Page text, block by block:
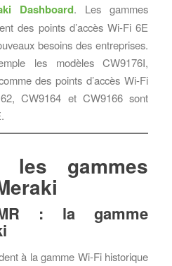
Dashboard. Les gammes
des points d’accès Wi-Fi 6E
besoins des entreprises.
les modèles CW9176I,
des points d’accès Wi-Fi
CW9164 et CW9166 sont
les gammes
: la gamme
à la gamme Wi-Fi historique